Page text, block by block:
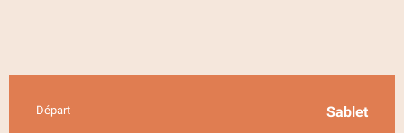
Informations pratiques
Départ Sablet